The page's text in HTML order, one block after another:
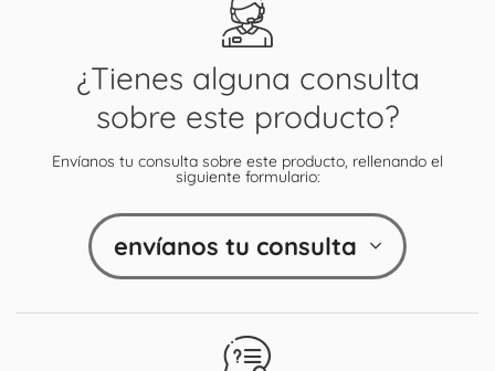
¿Tienes alguna consulta
sobre este producto?
Envíanos tu consulta sobre este producto, rellenando el
siguiente formulario:
envíanos tu consulta